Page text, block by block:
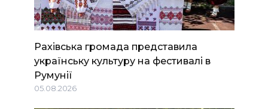
Рахівська громада представила
українську культуру на фестивалі в
Румунії
05.08.2026